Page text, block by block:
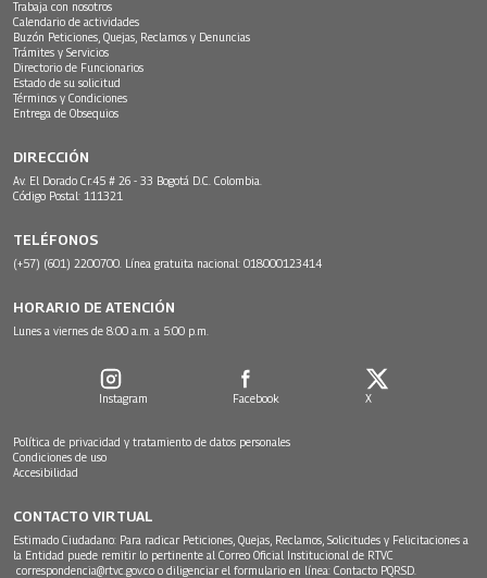
Trabaja con nosotros
Calendario de actividades
Buzón Peticiones, Quejas, Reclamos y Denuncias
Trámites y Servicios
Directorio de Funcionarios
Estado de su solicitud
Términos y Condiciones
Entrega de Obsequios
DIRECCIÓN
Av. El Dorado Cr.45 # 26 - 33 Bogotá D.C. Colombia.
Código Postal: 111321
TELÉFONOS
(+57) (601) 2200700. Línea gratuita nacional: 018000123414
HORARIO DE ATENCIÓN
Lunes a viernes de 8:00 a.m. a 5:00 p.m.
Instagram Facebook X
Política de privacidad y tratamiento de datos personales
Condiciones de uso
Accesibilidad
CONTACTO VIRTUAL
Estimado Ciudadano: Para radicar Peticiones, Quejas, Reclamos, Solicitudes y Felicitaciones a
la Entidad puede remitir lo pertinente al Correo Oficial Institucional de RTVC
correspondencia@rtvc.gov.co o diligenciar el formulario en línea: Contacto PQRSD.